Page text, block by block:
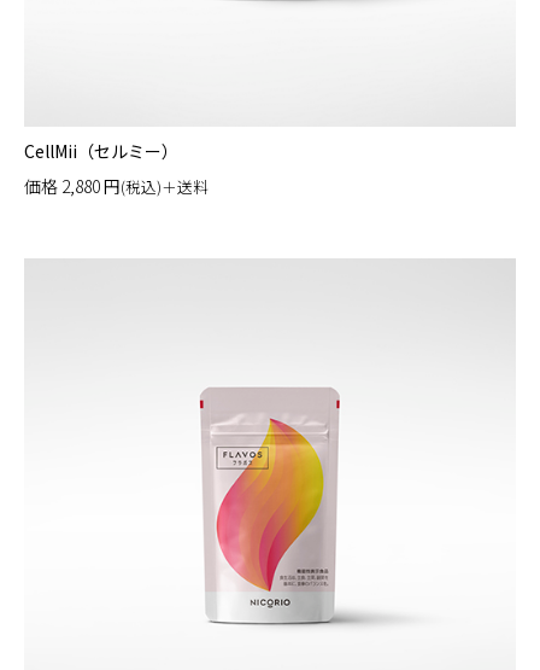
CellMii（セルミー）
価格 2,880円(税込)＋送料